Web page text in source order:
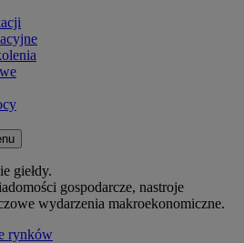
giełdy.
gospodarcze, nastroje
wydarzenia makroekonomiczne.
rynków